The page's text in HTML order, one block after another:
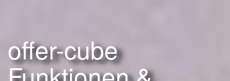
offer-cube